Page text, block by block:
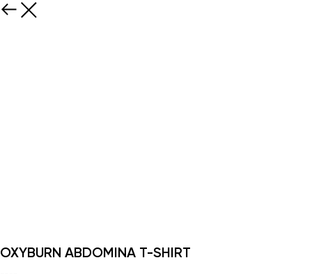
OXYBURN ABDOMINA T-SHIRT